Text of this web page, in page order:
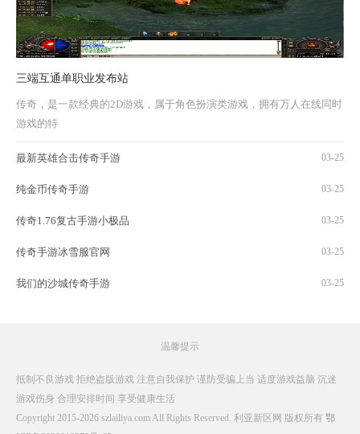
三端互通单职业发布站
传奇，是一款经典的2D游戏，属于角色扮演类游戏，拥有万人在线同时
游戏的特
最新英雄合击传奇手游 03-25
纯金币传奇手游 03-25
传奇1.76复古手游小极品 03-25
传奇手游冰雪服官网 03-25
我们的沙城传奇手游 03-25
温馨提示
抵制不良游戏 拒绝盗版游戏 注意自我保护 谨防受骗上当 适度游戏益脑 沉迷
游戏伤身 合理安排时间 享受健康生活
Copyright 2015-2026 szlailiya.com All Rights Reserved. 利亚新区网 版权所有 鄂